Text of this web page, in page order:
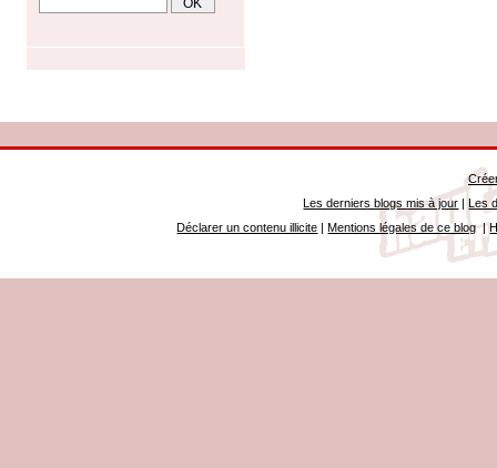
Les derniers blogs mis à jour |Les
Déclarer un contenu illicite |Mentions légales de ce blog|